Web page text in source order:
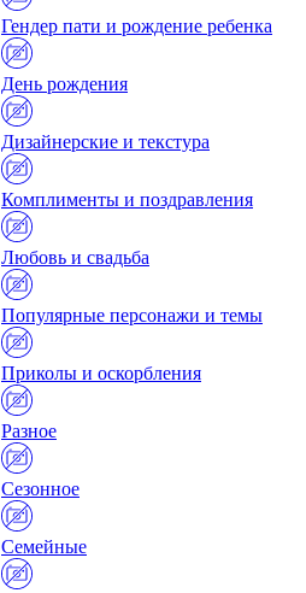
Гендер пати и рождение ребенка
День рождения
Дизайнерские и текстура
Комплименты и поздравления
Любовь и свадьба
Популярные персонажи и темы
Приколы и оскорбления
Разное
Сезонное
Семейные